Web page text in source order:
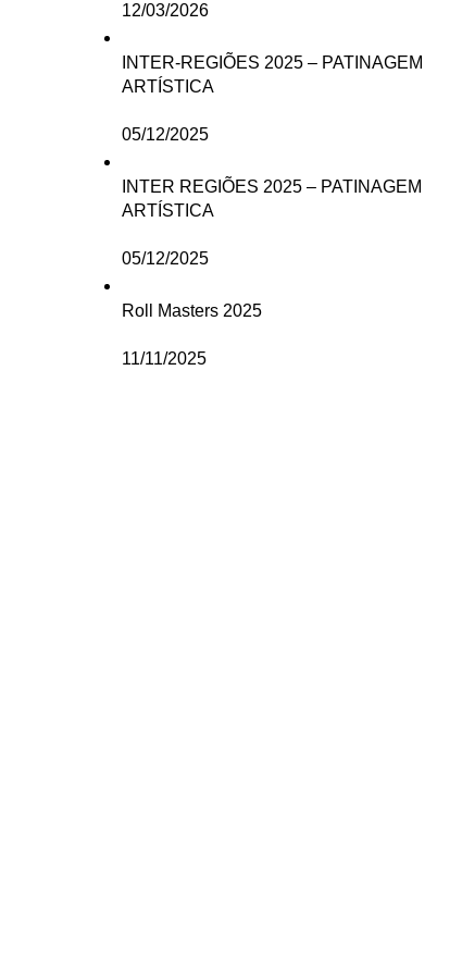
12/03/2026
INTER-REGIÕES 2025 – PATINAGEM
ARTÍSTICA
05/12/2025
INTER REGIÕES 2025 – PATINAGEM
ARTÍSTICA
05/12/2025
Roll Masters 2025
11/11/2025